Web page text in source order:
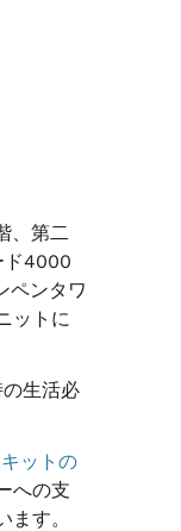
、第二
ド4000
ペンタワ
ットに
生活必
ットの
への支
す。